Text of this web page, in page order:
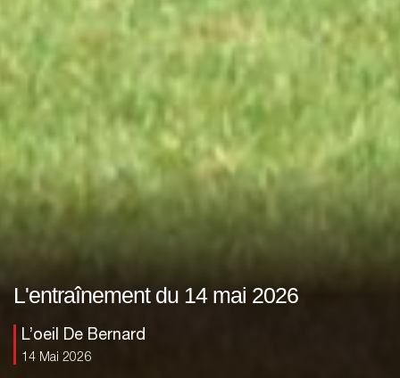
L'entraînement du 14 mai 2026
L’oeil De Bernard
14 Mai 2026